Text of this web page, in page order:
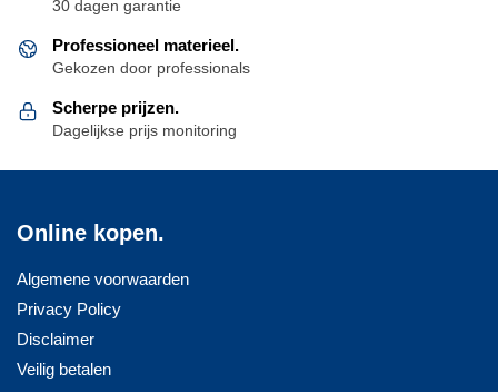
de
productpagina
30 dagen garantie
Professioneel materieel.
Gekozen door professionals
Scherpe prijzen.
Dagelijkse prijs monitoring
Online kopen.
Algemene voorwaarden
Privacy Policy
Disclaimer
Veilig betalen